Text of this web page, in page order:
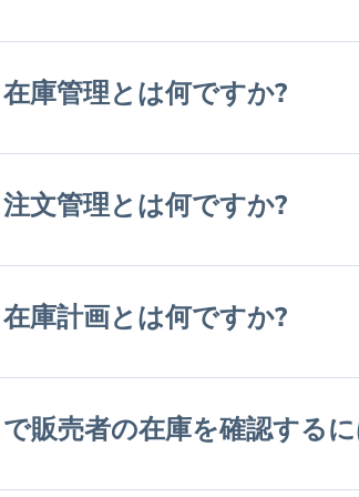
庫管理とは何ですか?
文管理とは何ですか?
庫計画とは何ですか?
販売者の在庫を確認する